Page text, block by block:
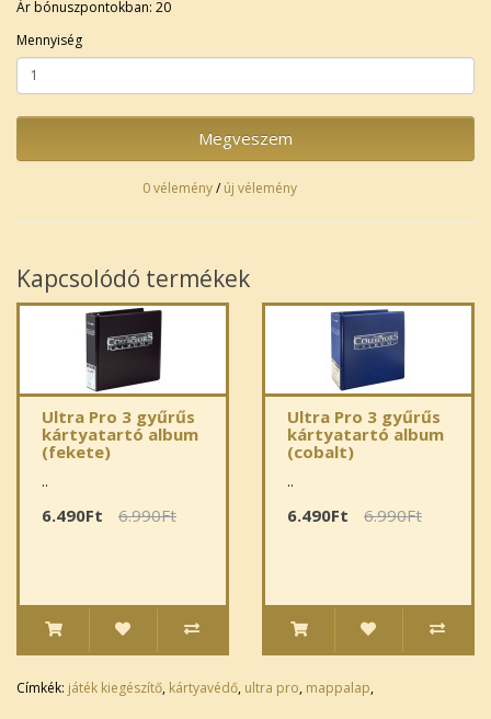
Ár bónuszpontokban: 20
Mennyiség
Megveszem
0 vélemény/új vélemény
Kapcsolódó termékek
Ultra Pro 3 gyűrűs
kártyatartó album
(fekete)
..
6.490Ft 6.990Ft
Ultra Pro 3 gyűrűs
kártyatartó album
(cobalt)
..
6.490Ft 6.990Ft
Címkék: játék kiegészítő, kártyavédő, ultra pro, mappalap,